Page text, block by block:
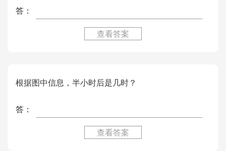
答：
查看答案
根据图中信息，半小时后是几时？
答：
查看答案